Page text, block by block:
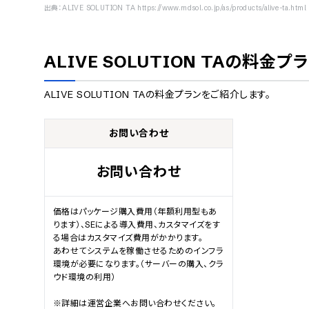
出典：ALIVE SOLUTION TA https://www.mdsol.co.jp/as/products/alive-ta.html
ALIVE SOLUTION TAの料金プ
ALIVE SOLUTION TAの料金プランをご紹介します。
お問い合わせ
お問い合わせ
価格はパッケージ購入費用（年額利用型もあ
ります）、SEによる導入費用、カスタマイズをす
る場合はカスタマイズ費用がかかります。
あわせてシステムを稼働させるためのインフラ
環境が必要になります。（サーバーの購入、クラ
ウド環境の利用）
※詳細は運営企業へお問い合わせください。